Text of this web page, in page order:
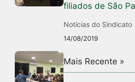
filiados de São
Notícias do Sindicato
14/08/2019
Mais Recente »